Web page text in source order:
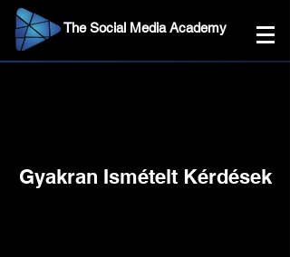
The Social Media Academy
Gyakran Ismételt Kérdések